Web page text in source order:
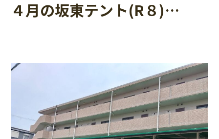
４月の坂東テント(R８)…